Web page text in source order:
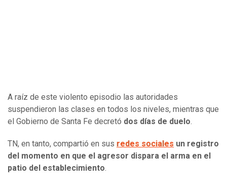
A raíz de este violento episodio las autoridades
suspendieron las clases en todos los niveles, mientras que
el Gobierno de Santa Fe decretó dos días de duelo
TN, en tanto, compartió en sus redes sociales un registro
del momento en que el agresor dispara el arma en el
patio del establecimiento